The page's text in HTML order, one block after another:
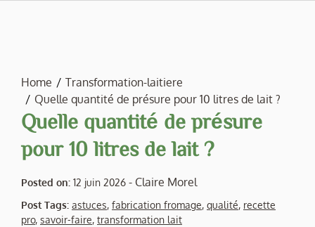
Home
Transformation-laitiere
Quelle quantité de présure pour 10 litres de lait ?
Quelle quantité de présure
pour 10 litres de lait ?
Posted on: 12 juin 2026 - Claire Morel
Post Tags: astuces, fabrication fromage, qualité, recette
pro, savoir-faire, transformation lait